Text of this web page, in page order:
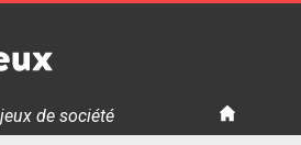
parle de jeux de société
de société